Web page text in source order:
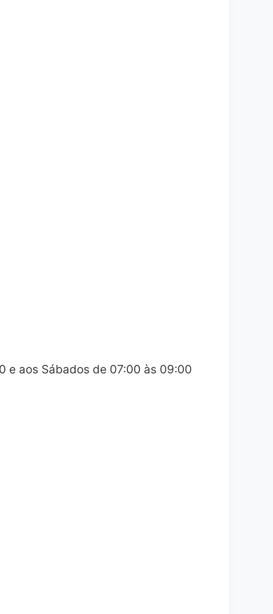
e aos Sábados de 07:00 às 09:00